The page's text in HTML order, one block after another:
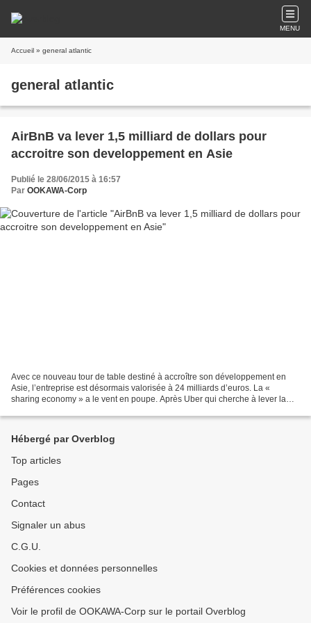
MENU
Accueil » general atlantic
general atlantic
AirBnB va lever 1,5 milliard de dollars pour
accroitre son developpement en Asie
Publié le 28/06/2015 à 16:57
Par OOKAWA-Corp
Avec ce nouveau tour de table destiné à accroître son développement en
Asie, l’entreprise est désormais valorisée à 24 milliards d’euros. La «
sharing economy » a le vent en poupe. Après Uber qui cherche à lever la
Hébergé par Overblog
Top articles
Pages
Contact
Signaler un abus
C.G.U.
Cookies et données personnelles
Préférences cookies
Voir le profil de OOKAWA-Corp sur le portail Overblog